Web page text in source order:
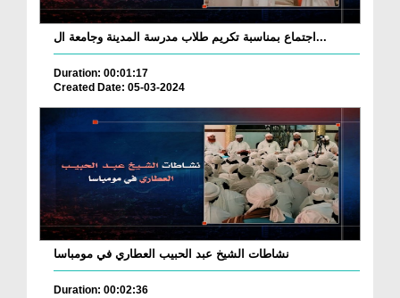
اجتماع بمناسبة تكريم طلاب مدرسة المدينة وجامعة ال...
Duration: 00:01:17
Created Date: 05-03-2024
نشاطات الشيخ عبد الحبيب العطاري في مومباسا
Duration: 00:02:36